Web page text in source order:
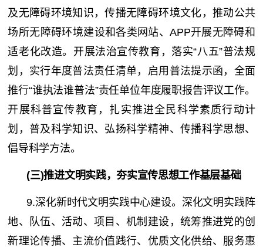
及无障碍环境知识，传播无障碍环境文化，推动公共
场所无障碍环境建设和各类网站、APP开展无障碍和
适老化改造。开展法治宣传教育，落实“八五”普法规
划，实行年度普法责任清单，启用普法提示函，全面
推行“谁执法谁普法”责任单位年度履职报告评议工作。
开展科普宣传教育，扎实推进全民科学素质行动计
划，普及科学知识、弘扬科学精神、传播科学思想、
倡导科学方法。
(三)推进文明实践，夯实宣传思想工作基层基础
9.深化新时代文明实践中心建设。深化文明实践阵
地、队伍、活动、项目、机制建设，统筹推进党的创
新理论传播、主流价值践行、优质文化供给、服务惠